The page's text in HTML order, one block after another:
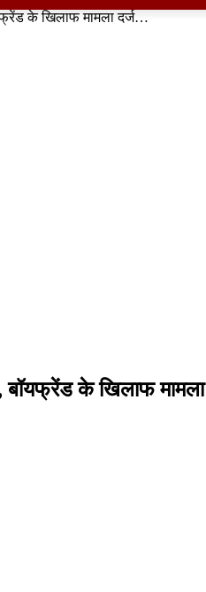
के खिलाफ मामला दर्ज…
बॉयफ्रेंड के खिलाफ